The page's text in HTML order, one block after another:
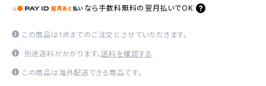
なら 手数料無料の 翌月払いでOK
この商品は1点までのご注文とさせていただきます。
別途送料がかかります。送料を確認する
この商品は海外配送できる商品です。